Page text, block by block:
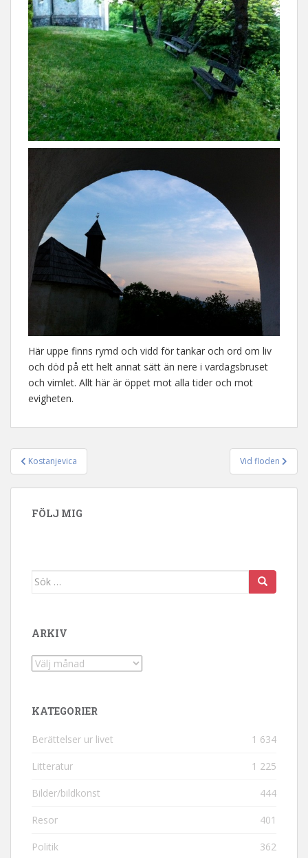
Här uppe finns rymd och vidd för tankar och ord om liv
och död på ett helt annat sätt än nere i vardagsbruset
och vimlet. Allt här är öppet mot alla tider och mot
evigheten.
Inläggsnavigering
Kostanjevica Vid floden
FÖLJ MIG
Sök efter:
ARKIV
Arkiv
KATEGORIER
Berättelser ur livet 1 634
Litteratur 1 225
Bilder/bildkonst 444
Resor 401
Politik 362